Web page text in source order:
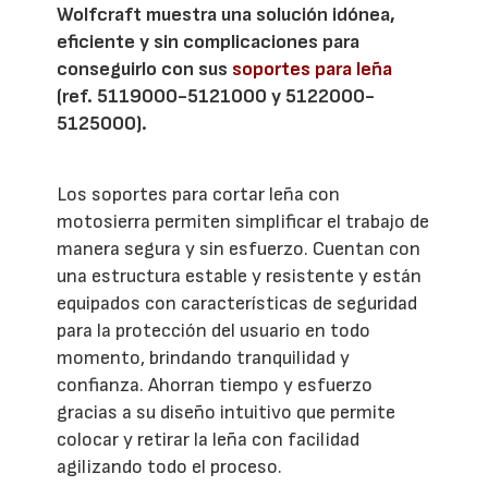
Wolfcraft muestra una solución idónea,
eficiente y sin complicaciones para
conseguirlo con sus soportes para leña
(ref. 5119000-5121000 y 5122000-
5125000).
Los soportes para cortar leña con
motosierra permiten simplificar el trabajo de
manera segura y sin esfuerzo. Cuentan con
una estructura estable y resistente y están
equipados con características de seguridad
para la protección del usuario en todo
momento, brindando tranquilidad y
confianza. Ahorran tiempo y esfuerzo
gracias a su diseño intuitivo que permite
colocar y retirar la leña con facilidad
agilizando todo el proceso.